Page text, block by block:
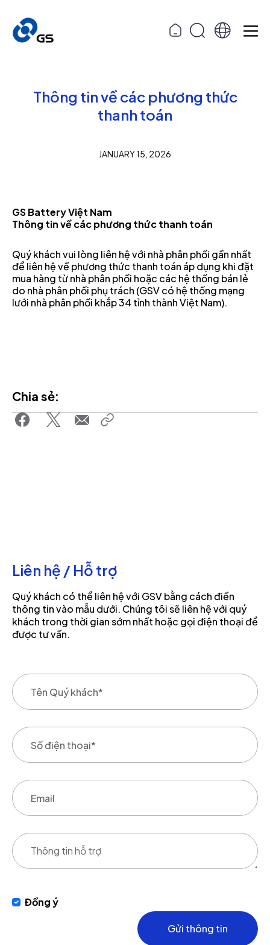
Thông tin về các phương thức
thanh toán
JANUARY 15, 2026
GS Battery Việt Nam
Thông tin về các phương thức thanh toán
Quý khách vui lòng liên hệ với nhà phân phối gần nhất
để liên hệ về phương thức thanh toán áp dụng khi đặt
mua hàng từ nhà phân phối hoặc các hệ thống bán lẻ
do nhà phân phối phụ trách (GSV có hệ thống mạng
lưới nhà phân phối khắp 34 tỉnh thành Việt Nam).
Chia sẻ:
Liên hệ / Hỗ trợ
Quý khách có thể liên hệ với GSV bằng cách điền
thông tin vào mẫu dưới. Chúng tôi sẽ liên hệ với quý
khách trong thời gian sớm nhất hoặc gọi điện thoại để
được tư vấn.
Đồng ý
Gửi thông tin